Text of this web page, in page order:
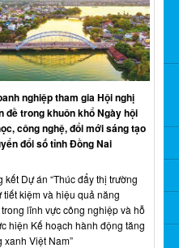
nghiệp tham gia Hội nghị
đề trong khuôn khổ Ngày hội
công nghệ, đổi mới sáng tạo
đổi số tỉnh Đồng Nai
kết Dự án “Thúc đẩy thị trường
tiết kiệm và hiệu quả năng
lĩnh vực công nghiệp và hỗ
hiện Kế hoạch hành động tăng
xanh Việt Nam”